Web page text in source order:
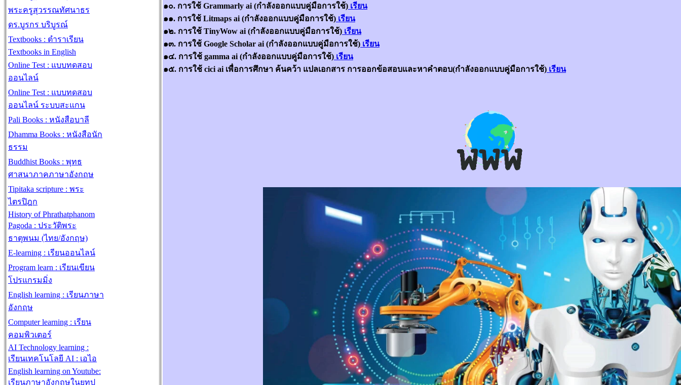
พระครูสุวรรณทัศนาธร
ดร.บูรกร บริบูรณ์
Textbooks : ตำราเรียน
Textbooks in English
Online Test : แบบทดสอบ
ออนไลน์
Online Test : แบบทดสอบ
ออนไลน์ ระบบสะแกน
Pali Books : หนังสือบาลี
Dhamma Books : หนังสือนัก
ธรรม
Buddhist Books : พุทธ
ศาสนาภาคภาษาอังกฤษ
Tipitaka scripture : พระ
ไตรปิฎก
History of Phrathatphanom
Pagoda : ประวัติพระ
ธาตุพนม (ไทย/อังกฤษ)
E-learning : เรียนออนไลน์
Program learn : เรียนเขียน
โปรแกรมมิ่ง
English learning : เรียนภาษา
อังกฤษ
Computer learning : เรียน
คอมพิวเตอร์
AI Technology learning :
เรียนเทคโนโลยี AI : เอไอ
English learning on Youtube:
เรียนภาษาอังกฤษในยูทูป
๑๐. การใช้ Grammarly ai (กำลังออกแบบคู่มือการใช้) เรียน
๑๑. การใช้ Litmaps ai (กำลังออกแบบคู่มือการใช้) เรียน
๑๒. การใช้ TinyWow ai (กำลังออกแบบคู่มือการใช้) เรียน
๑๓. การใช้ Google Scholar ai (กำลังออกแบบคู่มือการใช้) เรียน
๑๔. การใช้ gamma ai (กำลังออกแบบคู่มือการใช้) เรียน
๑๕. การใช้ cici ai เพื่อการศึกษา ค้นคว้า แปลเอกสาร การออกข้อสอบและหาคำตอบ(กำลังออกแบบคู่มือการใช้) เรียน